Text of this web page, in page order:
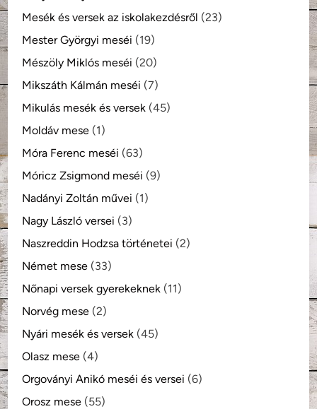
Mesék és versek az iskolakezdésről (23)
Mester Györgyi meséi (19)
Mészöly Miklós meséi (20)
Mikszáth Kálmán meséi (7)
Mikulás mesék és versek (45)
Moldáv mese (1)
Móra Ferenc meséi (63)
Móricz Zsigmond meséi (9)
Nadányi Zoltán művei (1)
Nagy László versei (3)
Naszreddin Hodzsa történetei (2)
Német mese (33)
Nőnapi versek gyerekeknek (11)
Norvég mese (2)
Nyári mesék és versek (45)
Olasz mese (4)
Orgoványi Anikó meséi és versei (6)
Orosz mese (55)